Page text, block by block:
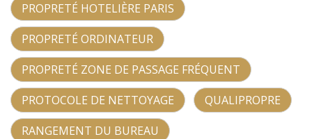
PROPRETÉ HOTELIÈRE PARIS
PROPRETÉ ORDINATEUR
PROPRETÉ ZONE DE PASSAGE FRÉQUENT
PROTOCOLE DE NETTOYAGE
QUALIPROPRE
RANGEMENT DU BUREAU